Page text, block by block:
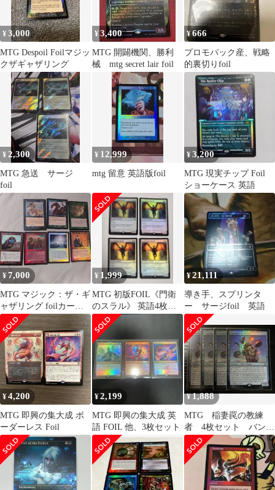
¥3,000
MTG Despoil Foilマジッ
クザギャザリング
¥3,400
MTG 開闢機関、勝利
械 mtg secret lair foil
¥666
プロモパック産、戦略
的裏切りfoil
¥ 2,300
MTG 急送 サージ
foil
¥ 12,999
mtg 留意 英語版foil
¥3,200
MTG 現実チップ Foil
ショーケース 英語
¥7,000
MTG マジック：ザ・ギ
ャザリング foilカード
セット
¥ 1,999
MTG 初版FOIL《門衛
のスラル》 英語4枚セ
ット
¥21,111
導き手、スプリンタ
ー サージfoil 英語
¥4,200
MTG 即興の集大成 ボ
ーダーレス Foil
¥2,199
MTG 即興の集大成 英
語 FOIL 他、3枚セット
¥1,888
MTG 稲妻罠の教練
者 4枚セット バンド
ルプロモ